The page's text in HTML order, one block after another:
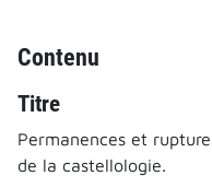
Contenu
Titre
Permanences et
de la castellologie.